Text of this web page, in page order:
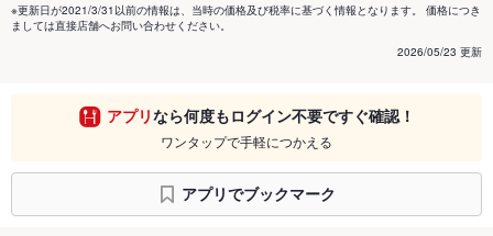
※更新日が2021/3/31以前の情報は、当時の価格及び税率に基づく情報となります。 価格につき
ましては直接店舗へお問い合わせください。
2026/05/23 更新
アプリなら何度もログイン不要ですぐ確認！
ワンタップで手軽につかえる
アプリでブックマーク